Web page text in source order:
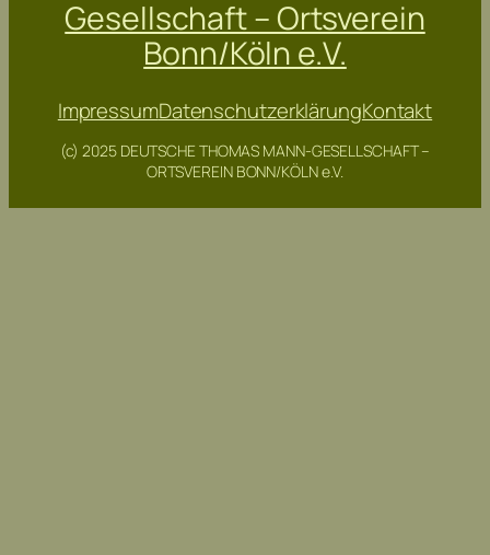
Gesellschaft – Ortsverein
Bonn/Köln e.V.
ImpressumDatenschutzerklärungKontakt
(c) 2025 DEUTSCHE THOMAS MANN-GESELLSCHAFT –
ORTSVEREIN BONN/KÖLN e.V.